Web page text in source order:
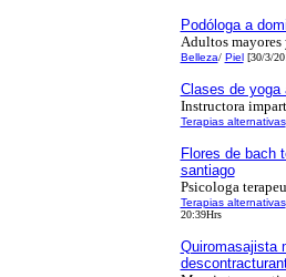
Podóloga a
Adultos
Belleza/ Piel[30/3/
Clases de yoga
Instructora
Terapias alternativas
Flores de bach
santiago
Psicologa
Terapias alternativas
20:39Hrs
Quiromasajista